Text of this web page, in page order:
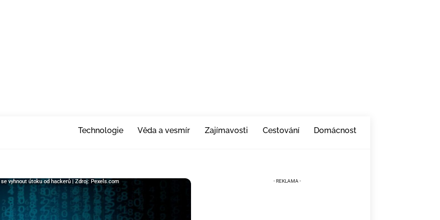
Technologie Věda a vesmír Zajímavosti Cestování Domácnost
vyhnout útoku od hackerů | Zdroj: Pexels.com
vyhnout útoku od hackerů | Zdroj: Pexels.com